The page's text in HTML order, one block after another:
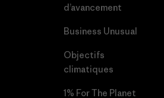
d’avancement
Business Unusual
Objectifs
climatiques
1% For The Planet